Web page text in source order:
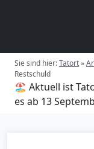
Sie sind hier:Tatort»
Restschuld
🏖️ Aktuell ist
es ab 13